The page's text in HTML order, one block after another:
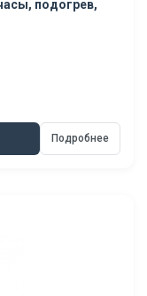
подогрев,
Подробнее